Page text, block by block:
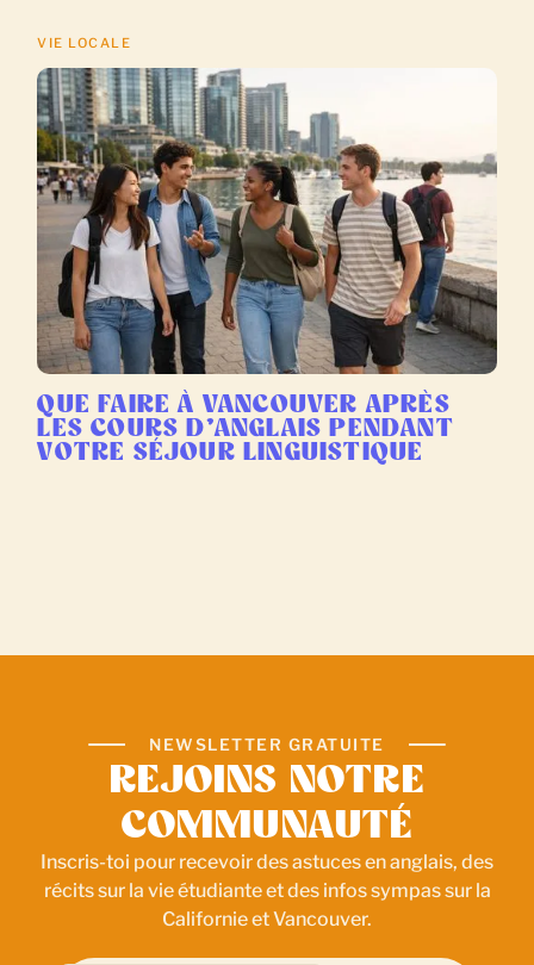
VIE LOCALE
QUE FAIRE À VANCOUVER APRÈS
LES COURS D’ANGLAIS PENDANT
VOTRE SÉJOUR LINGUISTIQUE
NEWSLETTER GRATUITE
REJOINS NOTRE
COMMUNAUTÉ
Inscris-toi pour recevoir des astuces en anglais, des
récits sur la vie étudiante et des infos sympas sur la
Californie et Vancouver.